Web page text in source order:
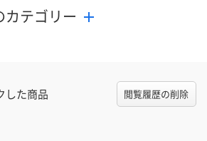
カテゴリー
した商品 閲覧履歴の削除